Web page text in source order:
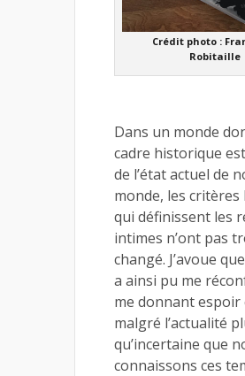
Crédit photo :
Robitaille
Dans un monde
cadre historique
de l’état actuel de
monde, les critères
qui définissent les
intimes n’ont pas
changé. J’avoue
a ainsi pu me
me donnant espoir
malgré l’actualité
qu’incertaine que
connaissons ces